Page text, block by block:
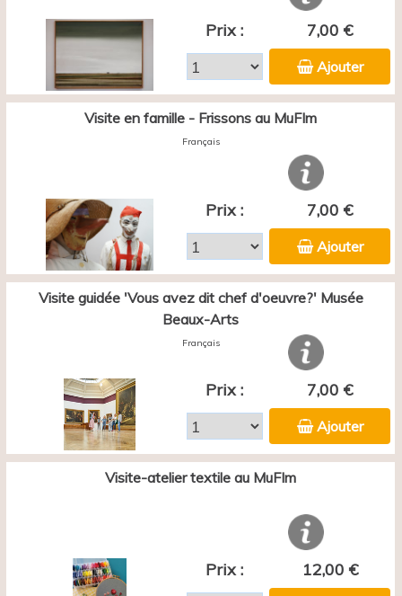
Prix : 7,00 €
Ajouter
Visite en famille - Frissons au MuFIm
Français
Prix : 7,00 €
Ajouter
Visite guidée 'Vous avez dit chef d'oeuvre?' Musée
Beaux-Arts
Français
Prix : 7,00 €
Ajouter
Visite-atelier textile au MuFIm
Prix : 12,00 €